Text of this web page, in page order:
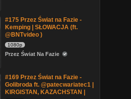
#175 Przez Świat na Fazie -
Kemping | SŁOWACJA (ft.
@BNTvideo )
1080p
Przez Świat Na Fazie
#169 Przez Świat na Fazie -
Golibroda ft. @patecwariatec1 |
KIRGISTAN, KAZACHSTAN |